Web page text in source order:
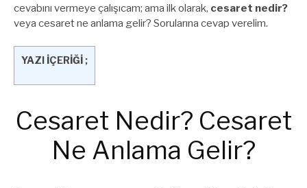
cevabını vermeye çalışıcam; ama ilk olarak, cesaret nedir?
veya cesaret ne anlama gelir? Sorularına cevap verelim.
YAZI İÇERİĞİ ;
Cesaret Nedir? Cesaret
Ne Anlama Gelir?